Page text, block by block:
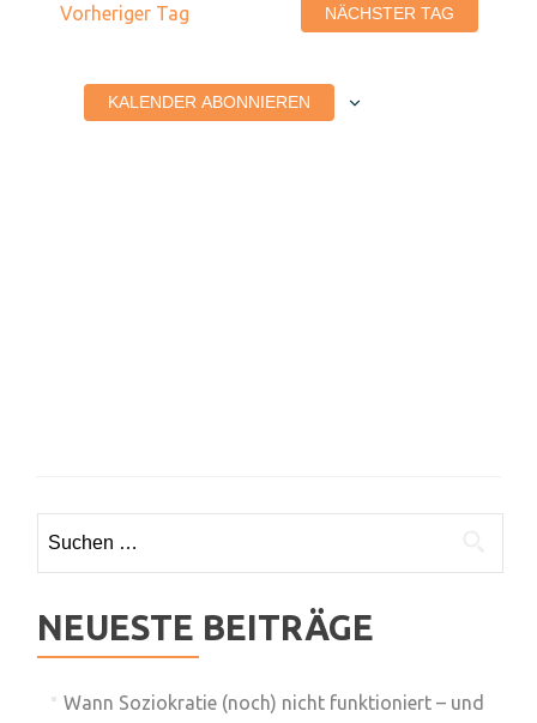
2026
Vorheriger Tag
NÄCHSTER TAG
KALENDER ABONNIEREN
nach:
NEUESTE BEITRÄGE
Wann Soziokratie (noch) nicht funktioniert – und